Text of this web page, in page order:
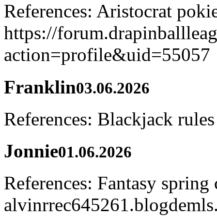
References: Aristocrat
https://
action=profile&uid=55057
Franklin03.06.2026
References: Blackjack
Jonnie01.06.2026
References: Fantasy spring